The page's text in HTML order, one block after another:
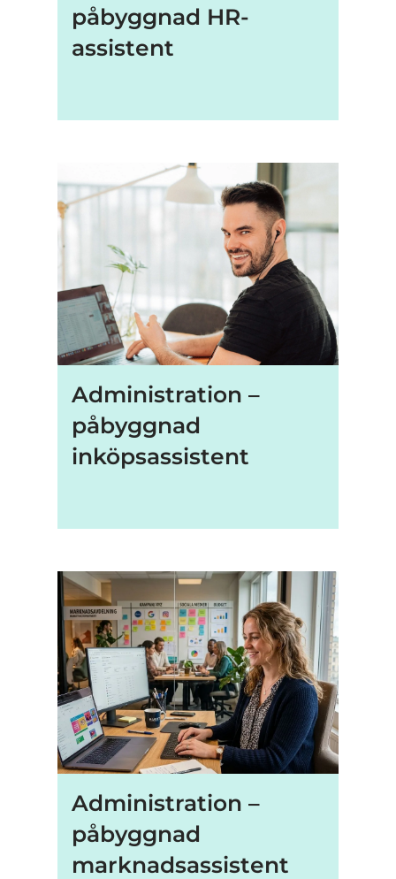
påbyggnad HR-
assistent
Administration –
påbyggnad
inköpsassistent
Administration –
påbyggnad
marknadsassistent